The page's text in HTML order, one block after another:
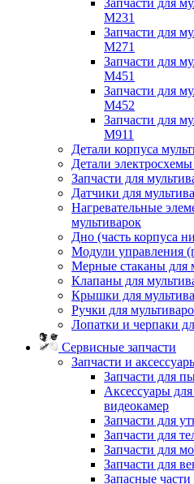
Запчасти для
M231
Запчасти для
M271
Запчасти для
M451
Запчасти для
M452
Запчасти для
M911
Детали корпуса
Детали
Запчасти для
Датчики для
Нагревательные
мультиварок
Дно (часть корпуса
Модули управления
Мерные стаканы для
Клапаны для
Крышки для
Ручки для
Лопатки и черпаки
Сервисные запчасти
Запчасти и
Запчасти для
Аксессуары
видеокамер
Запчасти для
Запчасти для
Запчасти для
Запчасти для
Запасные